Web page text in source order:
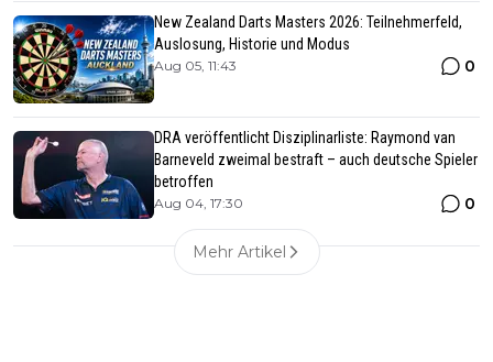
New Zealand Darts Masters 2026: Teilnehmerfeld,
Auslosung, Historie und Modus
Aug 05, 11:43 0
DRA veröffentlicht Disziplinarliste: Raymond van
Barneveld zweimal bestraft – auch deutsche Spieler
betroffen
Aug 04, 17:30 0
Mehr Artikel